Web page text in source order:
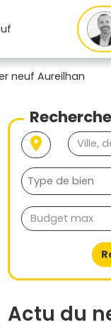
neuf Aureilhan
Actu du